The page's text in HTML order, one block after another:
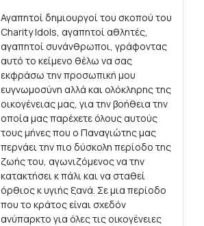
Αγαπητοί δημιουργοί του σκοπού του
Charity Idols, αγαπητοί αθλητές,
αγαπητοί συνάνθρωποι, γράφοντας
αυτό το κείμενο θέλω να σας
εκφράσω την προσωπική μου
ευγνωμοσύνη αλλά και ολόκληρης της
οικογένειας μας, για την βοήθεια την
οποία μας παρέχετε όλους αυτούς
τους μήνες που ο Παναγιώτης μας
περνάει την πιο δύσκολη περίοδο της
ζωής του, αγωνιζόμενος να την
κατακτήσει κ πάλι και να σταθεί
όρθιος κ υγιής ξανά. Σε μια περίοδο
που το κράτος είναι σχεδόν
ανύπαρκτο για όλες τις οικογένειες